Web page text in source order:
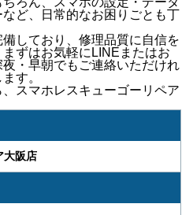
など、日常的なお困りごとも丁
備しており、修理品質に自信を
まずはお気軽にLINEまたはお
夜・早朝でもご連絡いただけれ
す。
スマホレスキューゴーリペア
大阪店